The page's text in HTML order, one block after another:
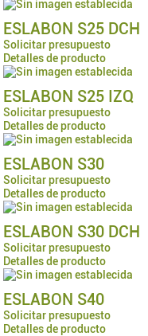
ESLABON S25 DCH
Solicitar presupuesto
Detalles de producto
ESLABON S25 IZQ
Solicitar presupuesto
Detalles de producto
ESLABON S30
Solicitar presupuesto
Detalles de producto
ESLABON S30 DCH
Solicitar presupuesto
Detalles de producto
ESLABON S40
Solicitar presupuesto
Detalles de producto